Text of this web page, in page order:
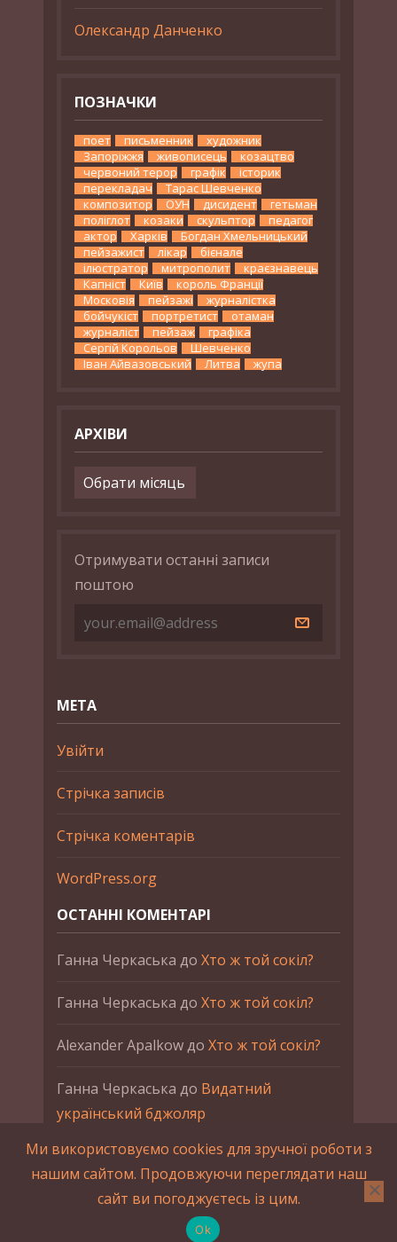
Олександр Данченко
ПОЗНАЧКИ
поет письменник
художник
Запоріжжя
живописець
козацтво
червоний терор
графік
історик
перекладач
Тарас Шевченко
композитор
ОУН дисидент
гетьман
поліглот
козаки скульптор
педагог
актор
Харків
Богдан Хмельницький
пейзажист
лікар
бієнале
ілюстратор
митрополит
краєзнавець
Капніст
Київ
король Франції
Московія
пейзажі
журналістка
бойчукіст
портретист
отаман
журналіст
пейзаж
графіка
Сергій Корольов
Шевченко
Іван Айвазовський
Литва жупа
АРХІВИ
Архіви
Отримувати останні записи
поштою
МЕТА
Увійти
Стрічка записів
Стрічка коментарів
WordPress.org
ОСТАННІ КОМЕНТАРІ
Ганна Черкаська до Хто ж той сокіл?
Ганна Черкаська до Хто ж той сокіл?
Alexander Apalkowдо Хто ж той сокіл?
Ганна Черкаська до Видатний
український бджоляр
Ганна ЧеркаськадоПетро Франко
2015-2023 © UAHistory Всі права застережено.
При використанні матеріалів сайта обов'язкове
зворотнє посилання.
Ми використовуємо cookies для зручної роботи з
нашим сайтом. Продовжуючи переглядати наш
сайт ви погоджуєтесь із цим.
Ok